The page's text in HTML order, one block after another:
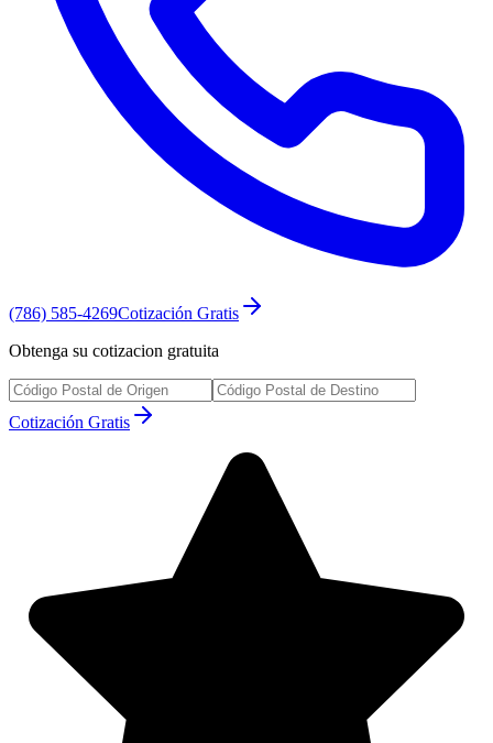
(786) 585-4269Cotización Gratis
Obtenga su cotizacion gratuita
Cotización Gratis